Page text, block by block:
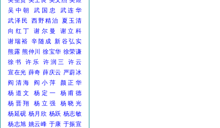
吴中朝
武国忠
武连华
武泽民
西野精治 夏玉清
向红丁
谢尔曼
谢立科
谢瑞裕 辛随成 新谷弘实
熊露 熊仲川 徐宝华 徐荣谦
徐书
许乐 许润三
许云
宣在光 薛奇 薛庆云 严蔚冰
阎清海
阎小萍
颜正华
杨道文
杨定一
杨甫德
杨晋翔
杨立强
杨晓光
杨延砚 杨月欣 杨跃 杨志敏
杨志旭 姚云峰 于康 于振宣